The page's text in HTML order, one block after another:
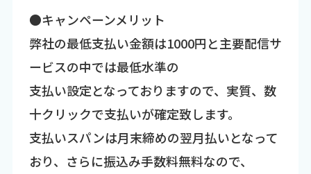
●キャンペーンメリット
弊社の最低支払い金額は1000円と主要配信サ
ービスの中では最低水準の
支払い設定となっておりますので、実質、数
十クリックで支払いが確定致します。
支払いスパンは月末締めの翌月払いとなって
おり、さらに振込み手数料無料なので、